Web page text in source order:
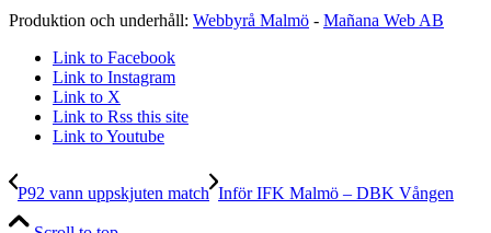
Produktion och underhåll: Webbyrå Malmö - Mañana Web AB
Link to Facebook
Link to Instagram
Link to X
Link to Rss this site
Link to Youtube
P92 vann uppskjuten match Inför IFK Malmö – DBK Vången